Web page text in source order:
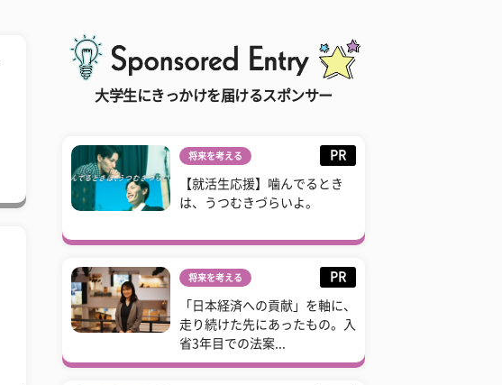
大学生にきっかけを届けるスポンサー
将来を考える PR
【就活生応援】噛んでるとき
は、うつむきづらいよ。
将来を考える PR
「日本経済への貢献」を軸に、
走り続けた先にあったもの。入
省3年目での法案...